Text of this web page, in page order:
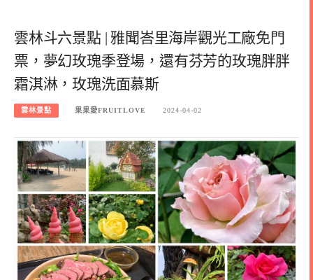
雲林斗六景點 | 雅聞峇里海岸觀光工廠免門
票，夢幻玫瑰季登場，還有芬芳的玫瑰胖胖
霜淇淋，玫瑰洗面慕斯
雲林景點 果果愛FRUITLOVE 2024-04-02